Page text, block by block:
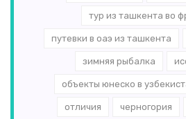
тур из ташкента во
путевки в оаэ из ташкента
зимняя рыбалка
объекты юнеско в
отличия черногория